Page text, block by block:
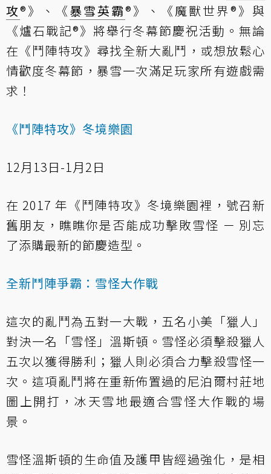
攻®》、《暴雪英霸®》、《魔獸世界®》與
《爐石戰記®》將舉行冬幕節慶祝活動。無論
在《鬥陣特攻》尋找全新大亂鬥，或想放鬆心
情歡度冬幕節，暴雪一次滿足玩家所有遊戲需
求！
《鬥陣特攻》冬境樂園
12月13日-1月2日
在 2017 年《鬥陣特攻》冬境樂園裡，號召新
舊朋友，瞧瞧你是否能成功擊敗雪怪 － 別忘
了添購最新的節慶造型。
全新鬥陣爭霸：雪怪大作戰
這次的亂鬥為五對一大戰，五名小美「獵人」
對決一名「雪怪」溫斯頓。雪怪必須擊殺獵人
五次以獲得勝利；獵人則必須合力擊殺雪怪一
次。這項亂鬥將在重新佈置過的尼泊爾村莊地
圖上開打，冰天雪地最適合雪怪大作戰的場
景。
雪怪溫斯頓的生命值及護甲皆經過強化，是相